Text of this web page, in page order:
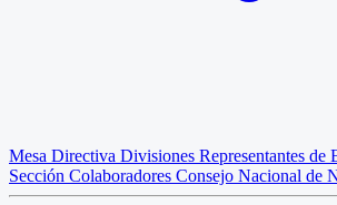
Mesa Directiva Divisiones Representantes de
Sección Colaboradores Consejo Nacional de